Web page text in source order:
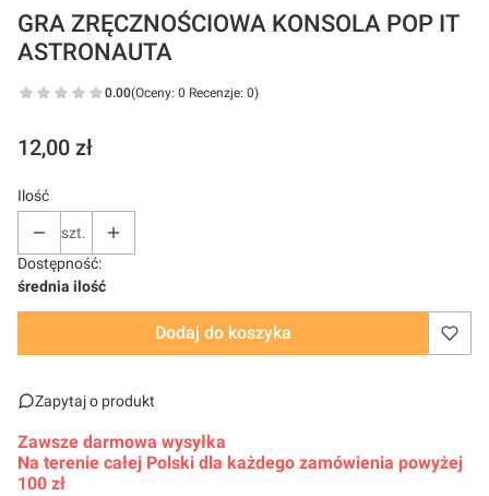
GRA ZRĘCZNOŚCIOWA KONSOLA POP IT
ASTRONAUTA
0.00(Oceny: 0 Recenzje: 0)
Cena
12,00 zł
Ilość
szt.
Dostępność:
średnia ilość
Dodaj do koszyka
Zapytaj o produkt
Zawsze darmowa wysyłka
Na terenie całej Polski dla każdego zamówienia powyżej
100 zł